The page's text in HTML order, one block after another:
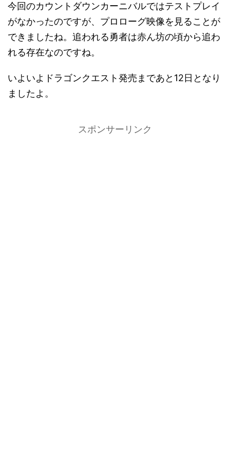
今回のカウントダウンカーニバルではテストプレイ
がなかったのですが、プロローグ映像を見ることが
できましたね。追われる勇者は赤ん坊の頃から追わ
れる存在なのですね。
いよいよドラゴンクエスト発売まであと12日となり
ましたよ。
スポンサーリンク